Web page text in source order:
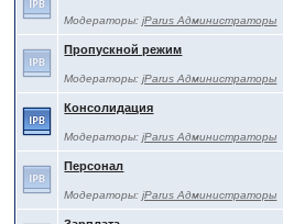
Модераторы:jParus Администраторы
Пропускной режим
Модераторы:jParus Администраторы
Консолидация
Модераторы:jParus Администраторы
Персонал
Модераторы:jParus Администраторы